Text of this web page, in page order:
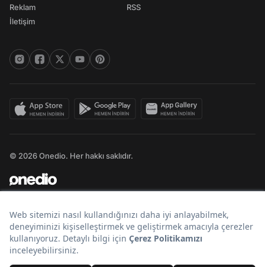
Reklam
İletişim
RSS
© 2026 Onedio. Her hakkı saklıdır.
Bir markasıdır.